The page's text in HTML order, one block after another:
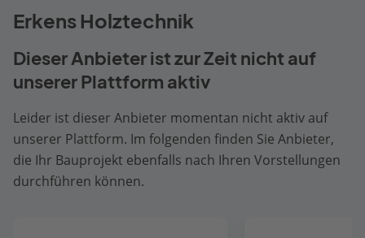
Erkens Holztechnik
Dieser Anbieter ist zur Zeit nicht auf
unserer Plattform aktiv
Leider ist dieser Anbieter momentan nicht aktiv auf
unserer Plattform. Im folgenden finden Sie Anbieter,
die Ihr Bauprojekt ebenfalls nach Ihren Vorstellungen
durchführen können.